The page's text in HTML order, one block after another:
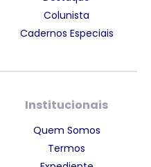
Colunista
Cadernos Especiais
Institucionais
Quem Somos
Termos